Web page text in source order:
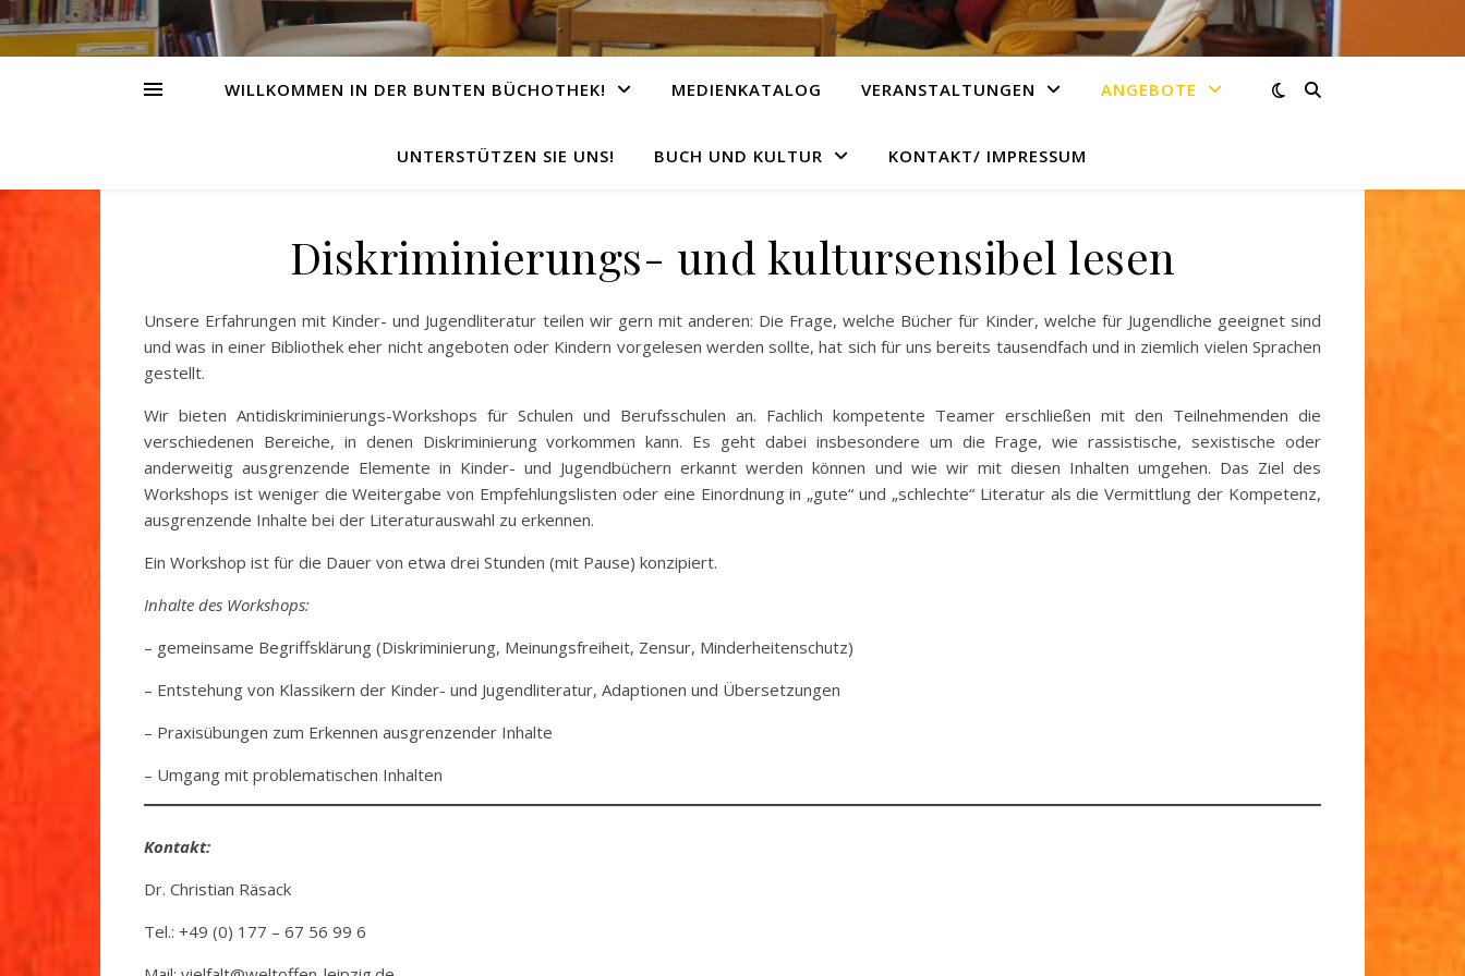
WILLKOMMEN IN DER BUNTEN BÜCHOTHEK! MEDIENKATALOG VERANSTALTUNGEN ANGEBOTE
UNTERSTÜTZEN SIE UNS! BUCH UND KULTUR KONTAKT/ IMPRESSUM
Diskriminierungs- und kultursensibel lesen
Unsere Erfahrungen mit Kinder- und Jugendliteratur teilen wir gern mit anderen: Die Frage, welche Bücher für Kinder, welche für Jugendliche geeignet sind
und was in einer Bibliothek eher nicht angeboten oder Kindern vorgelesen werden sollte, hat sich für uns bereits tausendfach und in ziemlich vielen Sprachen
gestellt.
Wir bieten Antidiskriminierungs-Workshops für Schulen und Berufsschulen an. Fachlich kompetente Teamer erschließen mit den Teilnehmenden die
verschiedenen Bereiche, in denen Diskriminierung vorkommen kann. Es geht dabei insbesondere um die Frage, wie rassistische, sexistische oder
anderweitig ausgrenzende Elemente in Kinder- und Jugendbüchern erkannt werden können und wie wir mit diesen Inhalten umgehen. Das Ziel des
Workshops ist weniger die Weitergabe von Empfehlungslisten oder eine Einordnung in „gute“ und „schlechte“ Literatur als die Vermittlung der Kompetenz,
ausgrenzende Inhalte bei der Literaturauswahl zu erkennen.
Ein Workshop ist für die Dauer von etwa drei Stunden (mit Pause) konzipiert.
Inhalte des Workshops:
– gemeinsame Begriffsklärung (Diskriminierung, Meinungsfreiheit, Zensur, Minderheitenschutz)
– Entstehung von Klassikern der Kinder- und Jugendliteratur, Adaptionen und Übersetzungen
– Praxisübungen zum Erkennen ausgrenzender Inhalte
– Umgang mit problematischen Inhalten
Kontakt:
Dr. Christian Räsack
Tel.: +49 (0) 177 – 67 56 99 6